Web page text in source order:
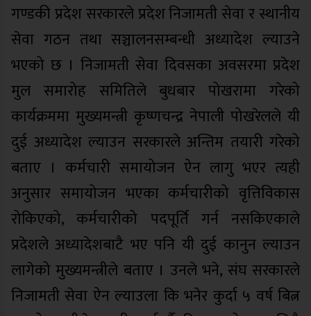
गण्डकी प्रदेश सरकारले प्रदेश निजामती सेवा र स्थानीय
सेवा गठन तथा सञ्चालनसम्बन्धी अध्यादेश ल्याउने
भएको छ । निजामती सेवा दिवसका अवसरमा प्रदेश
मुल समारोह समितिले बुधबार पोखरामा गरेको
कार्यक्रममा मुख्यमन्त्री कृष्णचन्द्र नेपाली पोखरेलले यी
दुई अध्यादेश ल्याउन सरकारले अन्तिम तयारी गरेको
बताए । कर्मचारी समायोजन ऐन लागु भएर त्यही
अनुसार समायोजन भएका कर्मचारीको वृत्तिविकास
रोकिएको, कर्मचारीको पदपूर्ति गर्न नसकिएकाले
प्रदेशले अध्यादेशबाटै भए पनि यी दुई कानुन ल्याउन
लागेको मुख्यमन्त्रीले बताए । उनले भने, संघ सरकारले
निजामती सेवा ऐन ल्याउला कि भनेर कुर्दा ५ वर्ष बित्न